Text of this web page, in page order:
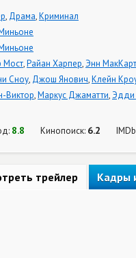
, Драма,Криминал
,Райан Харпер,Энн
Сноу, Джош Янович,Клейн
Виктор,Маркус Джаматти,Эдди
8.8 Кинопоиск: 6.2
трейлер Кадры